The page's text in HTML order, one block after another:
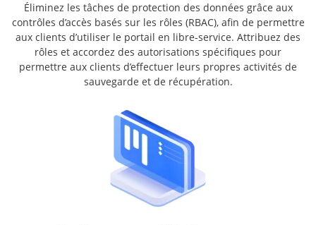
Éliminez les tâches de protection des données grâce aux
contrôles d’accès basés sur les rôles (RBAC), afin de permettre
aux clients d’utiliser le portail en libre-service. Attribuez des
rôles et accordez des autorisations spécifiques pour
permettre aux clients d’effectuer leurs propres activités de
sauvegarde et de récupération.